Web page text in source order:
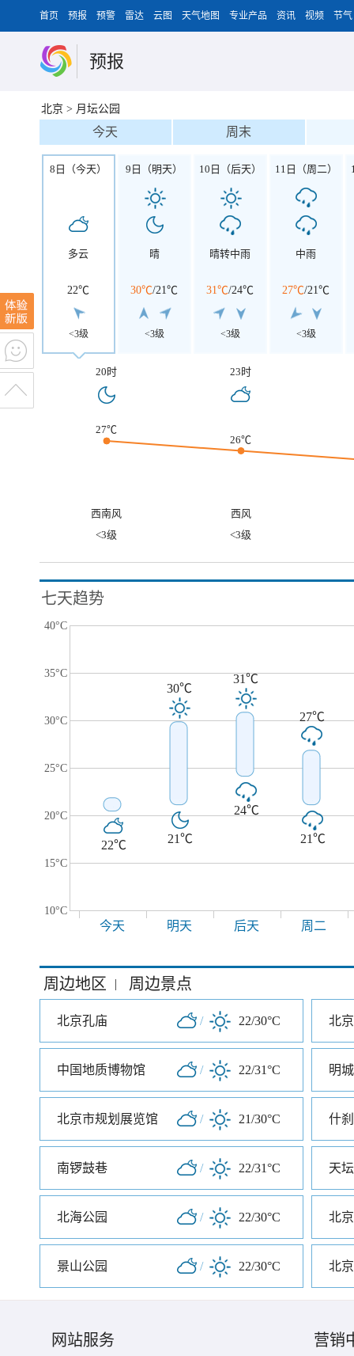
首页 预报 预警 雷达 云图 天气地图 专业产品 资讯 视频 节气
预报
北京 > 月坛公园
今天 周末
8日（今天）
多云
22℃
<3级
9日（明天）
晴
30℃/21℃
<3级
10日（后天）
晴转中雨
31℃/24℃
<3级
11日（周二）
中雨
27℃/21℃
<3级
20时 23时
27℃
26℃
西南风
西风
<3级
<3级
七天趋势
40°C
35°C
30°C
25°C
20°C
15°C
10°C
22℃
30℃
21℃
31℃
24℃
27℃
21℃
今天 明天 后天 周二
周边地区 | 周边景点
北京孔庙 / 22/30°C 北
中国地质博物馆 / 22/31°C 明
北京市规划展览馆 / 21/30°C 什
南锣鼓巷 / 22/31°C 天
北海公园 / 22/30°C 北
景山公园 / 22/30°C 北
网站服务 营销